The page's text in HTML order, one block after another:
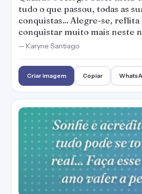
real... Faça esse novo ano
— Karyne Santiago
Criar imagem Copiar
Um novo ano nos espera e
esperança de dias melhores.
Criar imagem Copiar